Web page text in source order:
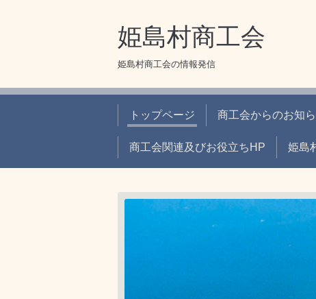
姫島村商工会
姫島村商工会の情報発信
トップページ 商工会からのお知
商工会関連及びお役立ちHP 姫島